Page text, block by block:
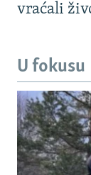
vraćali
U fokusu